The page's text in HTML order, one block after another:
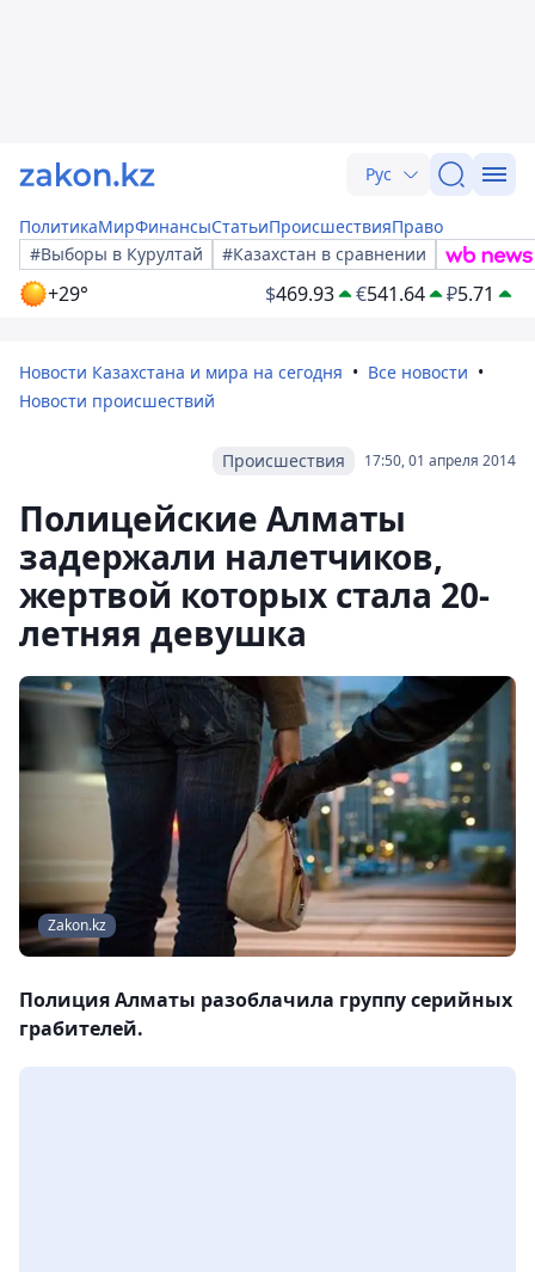
Рус
ПолитикаМирФинансыСтатьиПроисшествияПраво
#Выборы в Курултай
#Казахстан в сравнении
+29° $469.93 €541.64 ₽5.71
Новости Казахстана и мира на сегодня
Все новости
Новости происшествий
17:50, 01 апреля 2014
Происшествия
Полицейские Алматы
задержали налетчиков,
жертвой которых стала 20-
летняя девушка
Zakon.kz
Полиция Алматы разоблачила группу серийных
грабителей.